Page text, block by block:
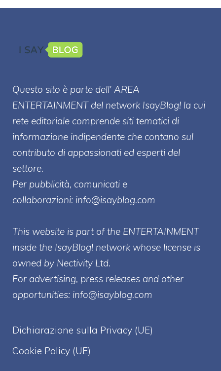
Questo sito è parte dell' AREA
ENTERTAINMENT del network IsayBlog! la cui
rete editoriale comprende siti tematici di
informazione indipendente che contano sul
contributo di appassionati ed esperti del
settore.
Per pubblicità, comunicati e
collaborazioni: info@isayblog.com
This website is part of the ENTERTAINMENT
inside the IsayBlog! network whose license is
owned by Nectivity Ltd.
For advertising, press releases and other
opportunities: info@isayblog.com
Dichiarazione sulla Privacy (UE)
Cookie Policy (UE)